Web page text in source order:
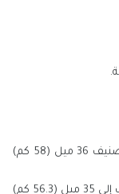
يحصل النظام الهجين مع سيارة هايلاندر على تصنيف 36 ميل (58 كم)
يؤدي اختيار نظام الدفع الرباعي إلى تقليل التصنيف إلى 35 ميل (56.3 كم)